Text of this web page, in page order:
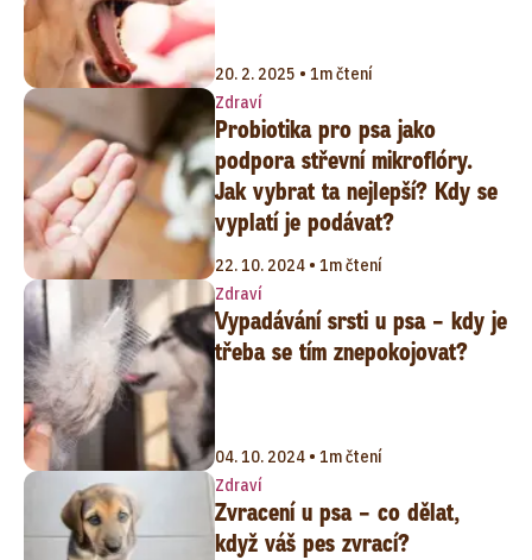
20. 2. 2025 • 1m čtení
Zdraví
Probiotika pro psa jako
podpora střevní mikroflóry.
Jak vybrat ta nejlepší? Kdy se
vyplatí je podávat?
22. 10. 2024 • 1m čtení
Zdraví
Vypadávání srsti u psa – kdy je
třeba se tím znepokojovat?
04. 10. 2024 • 1m čtení
Zdraví
Zvracení u psa – co dělat,
když váš pes zvrací?